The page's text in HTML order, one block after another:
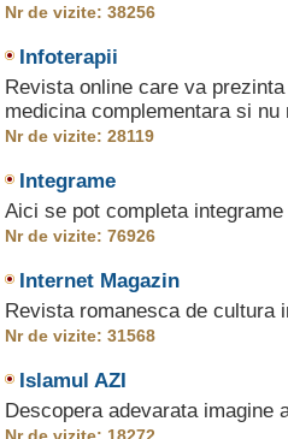
Nr de vizite: 38256
Infoterapii
Revista online care va
medicina complementara si nu
Nr de vizite: 28119
Integrame
Aici se pot completa integrame
Nr de vizite: 76926
Internet Magazin
Revista romanesca de cultura
Nr de vizite: 31568
Islamul AZI
Descopera adevarata imagine